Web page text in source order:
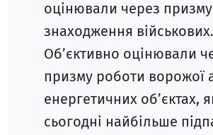
оцінювали через призму
знаходження військових.
Об’єктивно оцінювали
призму роботи ворожої
енергетичних об’єктах,
сьогодні найбільше